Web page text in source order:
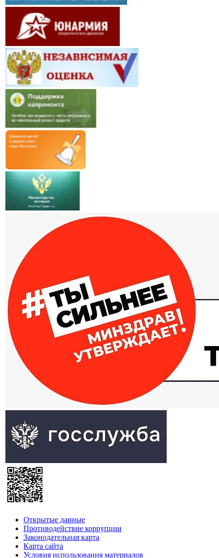
Открытые данные
Противодействие коррупции
Законодательная карта
Карта сайта
Условия использования материалов